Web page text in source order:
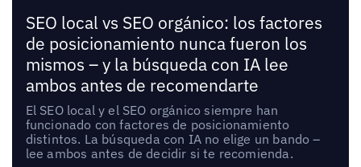
SEO local vs SEO orgánico: los factores
de posicionamiento nunca fueron los
mismos – y la búsqueda con IA lee
ambos antes de recomendarte
El SEO local y el SEO orgánico siempre han
funcionado con factores de posicionamiento
distintos. La búsqueda con IA no elige un bando –
lee ambos antes de decidir si te recomienda.